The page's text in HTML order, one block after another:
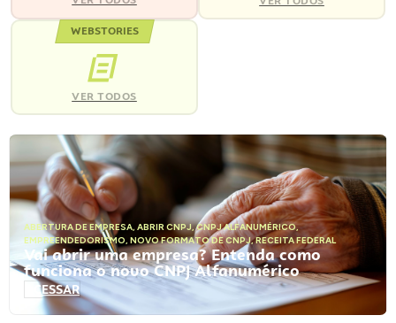
WEBSTORIES
VER TODOS
ABERTURA DE EMPRESA, ABRIR CNPJ,CNPJ ALFANUMÉRICO,
EMPREENDEDORISMO, NOVO FORMATO DE CNPJ,RECEITA FEDERAL
Vai abrir uma empresa? Entenda como
funciona o novo CNPJ Alfanumérico
ACESSAR